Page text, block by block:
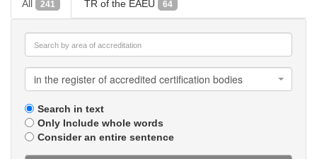
All 241 TR of the EAEU 64
in the register of accredited certification bodies
Search in text
Only Include whole words
Consider an entire sentence